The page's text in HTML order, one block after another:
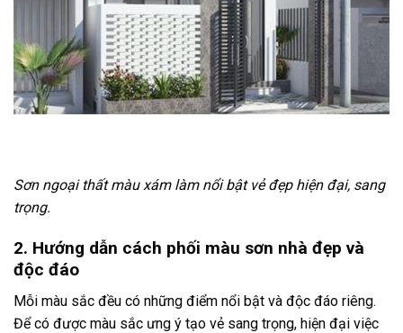
Sơn ngoại thất màu xám làm nổi bật vẻ đẹp hiện đại, sang
trọng.
2. Hướng dẫn cách phối màu sơn nhà đẹp và
độc đáo
Mỗi màu sắc đều có những điểm nổi bật và độc đáo riêng.
Để có được màu sắc ưng ý tạo vẻ sang trọng, hiện đại việc